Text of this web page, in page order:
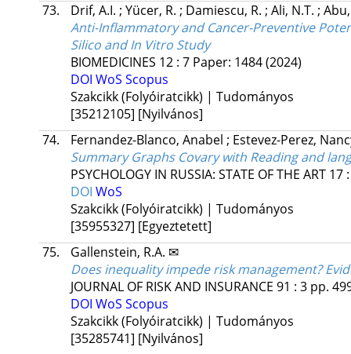
73.
Drif, A.I. ; Yücer, R. ; Damiescu, R. ; Ali, N.T. ;
Anti-Inflammatory and Cancer-Preventive
Silico and In Vitro Study
BIOMEDICINES 12: 7 Paper: 1484(2024)
DOI WoS Scopus
Szakcikk (Folyóiratcikk) | Tudományos
[35212105] [Nyilvános]
74.
Fernandez-Blanco, Anabel ; Estevez-Perez,
Summary Graphs Covary with Reading and
PSYCHOLOGY IN RUSSIA: STATE OF THE ART 17
DOI WoS
Szakcikk (Folyóiratcikk) | Tudományos
[35955327] [Egyeztetett]
75.
Gallenstein, R.A. ✉
Does inequality impede risk management?
JOURNAL OF RISK AND INSURANCE 91 : 3 pp.
DOI WoS Scopus
Szakcikk (Folyóiratcikk) | Tudományos
[35285741] [Nyilvános]